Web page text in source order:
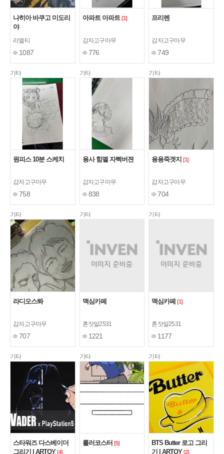
나히아 바쿠고 미도리
야
리엘티
1087
아파트 아파트 [1]
감자고구마무
776
프리렌
감자고구마무
749
기타
원피스 10분 스케치
감자고구마무
758
기타
용사 힘멜 자뻑버젼
감자고구마무
838
기타
용용죽겟지 [1]
감자고구마무
704
기타
라디오스톼
감자고구마무
707
기타
맥심카페
혼잣말2531
1221
기타
맥심카페 [1]
혼잣말2531
1177
기타
스타워즈 다스베이더
그리기 | ARTOY [4]
기타
롤러코스터 [5]
기타
BTS Butter 로고 그리
기 | ARTOY [2]